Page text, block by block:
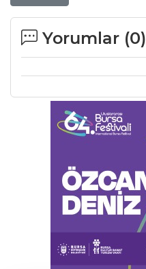
Yorumlar (0)